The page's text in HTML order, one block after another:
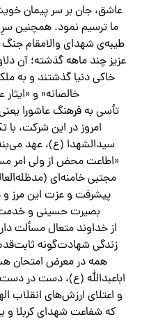
عاشق، جان بر سر پیمان
ما ترسیم نمود. همچنین سرِ
طیبه‌ی شهدای والامقام
عزیز چند ماهه گذشته؛ آن
خاکی دنیا گذشتند و به
خالصانه» و «ایثار
تأسی به فرهنگ عاشورا
امروز در این شرکت،
سیدالشهدا (ع)، عهد
«اطاعت محض از ولی امر
مجتبی خامنه‌ای
پیشرفت و عزت این مرز و
بصیرت حسینی و
از خداوند متعال مسألت
زندگی شهادت‌گونه
همه در معرض امتحان
اباعبدالله (ع)، دست در دست
و اعتلای ارزش‌های انقلاب
که شفاعت شهدای کربلا و